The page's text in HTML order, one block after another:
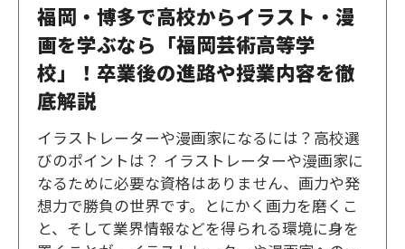
福岡・博多で高校からイラスト・漫
画を学ぶなら「福岡芸術高等学
校」！卒業後の進路や授業内容を徹
底解説
イラストレーターや漫画家になるには？高校選
びのポイントは？ イラストレーターや漫画家に
なるために必要な資格はありません、画力や発
想力で勝負の世界です。とにかく画力を磨くこ
と、そして業界情報などを得られる環境に身を